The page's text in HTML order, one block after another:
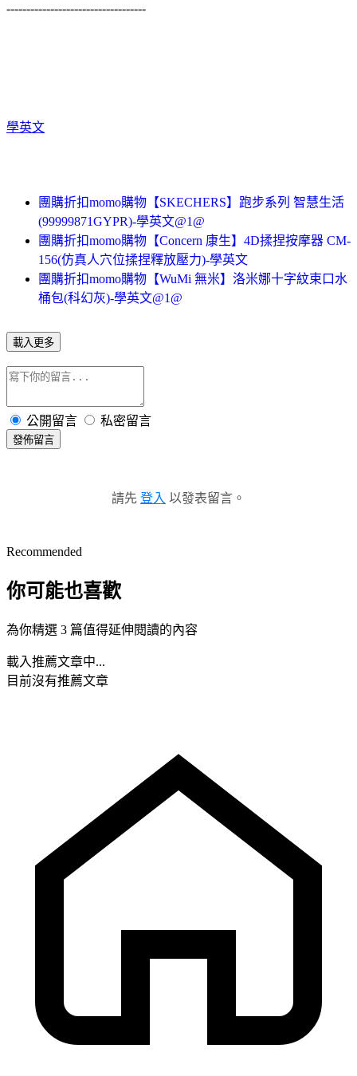
-----------------------------------
學英文
團購折扣momo購物【SKECHERS】跑步系列 智慧生活
(99999871GYPR)-學英文@1@
團購折扣momo購物【Concern 康生】4D揉捏按摩器 CM-
156(仿真人穴位揉捏釋放壓力)-學英文
團購折扣momo購物【WuMi 無米】洛米娜十字紋束口水
桶包(科幻灰)-學英文@1@
載入更多
公開留言 私密留言
發佈留言
請先 登入 以發表留言。
Recommended
你可能也喜歡
為你精選 3 篇值得延伸閱讀的內容
載入推薦文章中...
目前沒有推薦文章